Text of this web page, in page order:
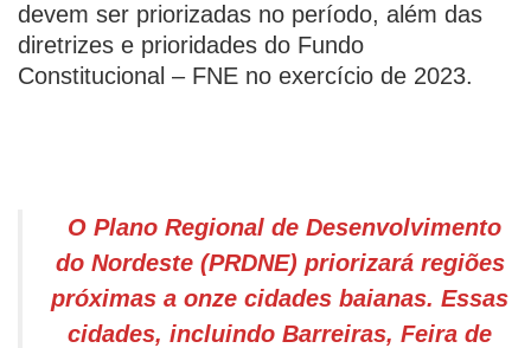
devem ser priorizadas no período, além das
diretrizes e prioridades do Fundo
Constitucional – FNE no exercício de 2023.
O Plano Regional de Desenvolvimento
do Nordeste (PRDNE) priorizará regiões
próximas a onze cidades baianas. Essas
cidades, incluindo Barreiras, Feira de